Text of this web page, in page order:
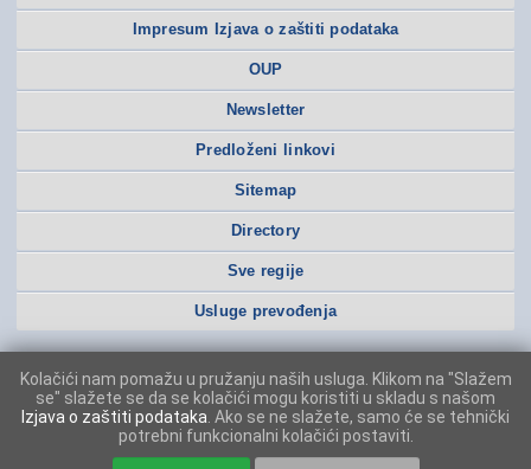
Impresum Izjava o zaštiti podataka
OUP
Newsletter
Predloženi linkovi
Sitemap
Directory
Sve regije
Usluge prevođenja
Kolačići nam pomažu u pružanju naših usluga. Klikom na "Slažem
se" slažete se da se kolačići mogu koristiti u skladu s našom
Izjava o zaštiti podataka . Ako se ne slažete, samo će se tehnički
potrebni funkcionalni kolačići postaviti.